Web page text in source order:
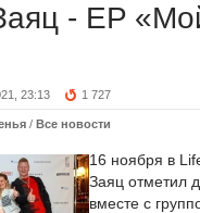
- EP
23:13 1 727
/ Все новости
16 ноября в
Заяц отметил
вместе с